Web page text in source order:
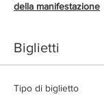
della manifestazione
Biglietti
Tipo di biglietto